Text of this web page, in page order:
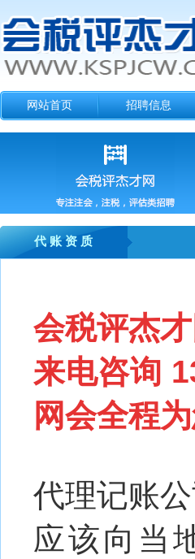
网站首页 招聘信息
代 账 资 质
会税评杰
来电咨询
网会全程
代理记账
应该向当